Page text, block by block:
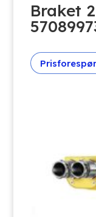
Braket